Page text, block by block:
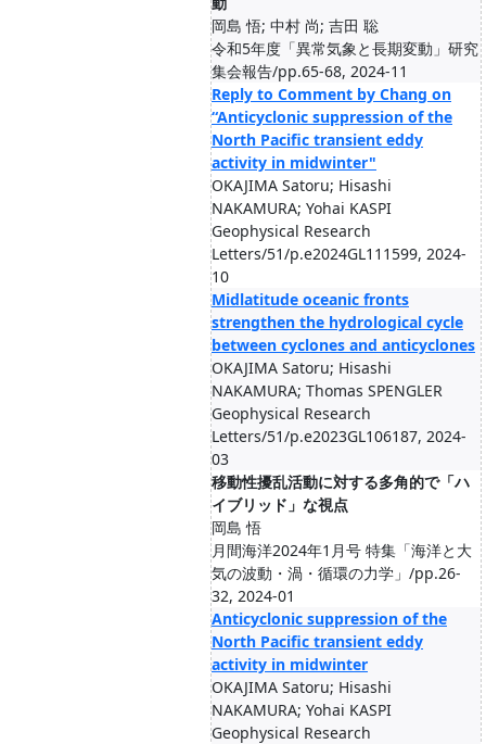
岡島 悟; 中村 尚; 吉田 聡
令和5年度「異常気象と長期変動」研究
集会報告/pp.65-68, 2024-11
Reply to Comment by Chang on
“Anticyclonic suppression of the
North Pacific transient eddy
activity in midwinter"
OKAJIMA Satoru; Hisashi
NAKAMURA; Yohai KASPI
Geophysical Research
Letters/51/p.e2024GL111599, 2024-
10
Midlatitude oceanic fronts
strengthen the hydrological cycle
between cyclones and anticyclones
OKAJIMA Satoru; Hisashi
NAKAMURA; Thomas SPENGLER
Geophysical Research
Letters/51/p.e2023GL106187, 2024-
03
移動性擾乱活動に対する多角的で「ハ
イブリッド」な視点
岡島 悟
月間海洋2024年1月号 特集「海洋と大
気の波動・渦・循環の力学」/pp.26-
32, 2024-01
Anticyclonic suppression of the
North Pacific transient eddy
activity in midwinter
OKAJIMA Satoru; Hisashi
NAKAMURA; Yohai KASPI
Geophysical Research